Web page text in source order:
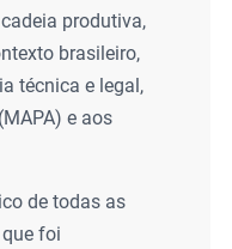
produtiva,
brasileiro,
técnica e legal,
e aos
de todas as
foi